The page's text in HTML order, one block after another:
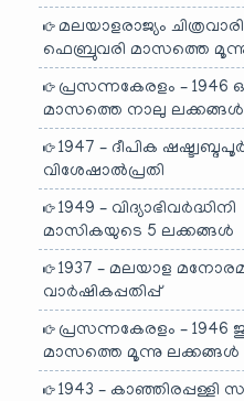
മലയാളരാജ്യം
ഫെബ്രുവരി മാസത്തെ
പ്രസന്നകേരളം – 1946
മാസത്തെ നാലു ലക്കങ്ങൾ
1947 – ദീപിക
വിശേഷാൽപ്രതി
1949 – വിദ്യാഭിവർദ്ധിനി
മാസികയുടെ 5 ലക്കങ്ങൾ
1937 – മലയാള
വാർഷികപ്പതിപ്പ്
പ്രസന്നകേരളം –
മാസത്തെ മൂന്നു ലക്കങ്ങൾ
1943 – കാഞ്ഞിരപ്പള്ളി